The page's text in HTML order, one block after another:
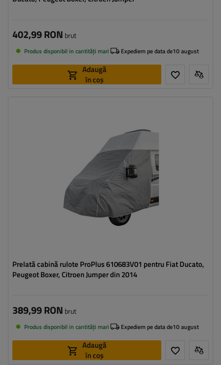
402,99 RON brut
Produs disponibil in cantități mari Expediem pe data de10 august
Adaugă
în coș
Prelată cabină rulote ProPlus 610683V01 pentru Fiat Ducato,
Peugeot Boxer, Citroen Jumper din 2014
389,99 RON brut
Produs disponibil in cantități mari Expediem pe data de10 august
Adaugă
în coș